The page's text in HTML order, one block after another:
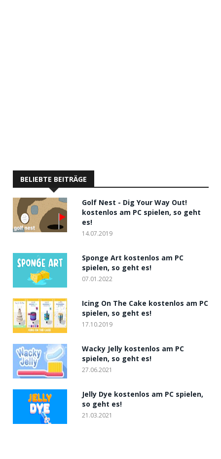
BELIEBTE BEITRÄGE
Golf Nest - Dig Your Way Out!
kostenlos am PC spielen, so geht
es!
14.07.2019
Sponge Art kostenlos am PC
spielen, so geht es!
07.01.2022
Icing On The Cake kostenlos am PC
spielen, so geht es!
17.10.2019
Wacky Jelly kostenlos am PC
spielen, so geht es!
27.06.2021
Jelly Dye kostenlos am PC spielen,
so geht es!
21.03.2021